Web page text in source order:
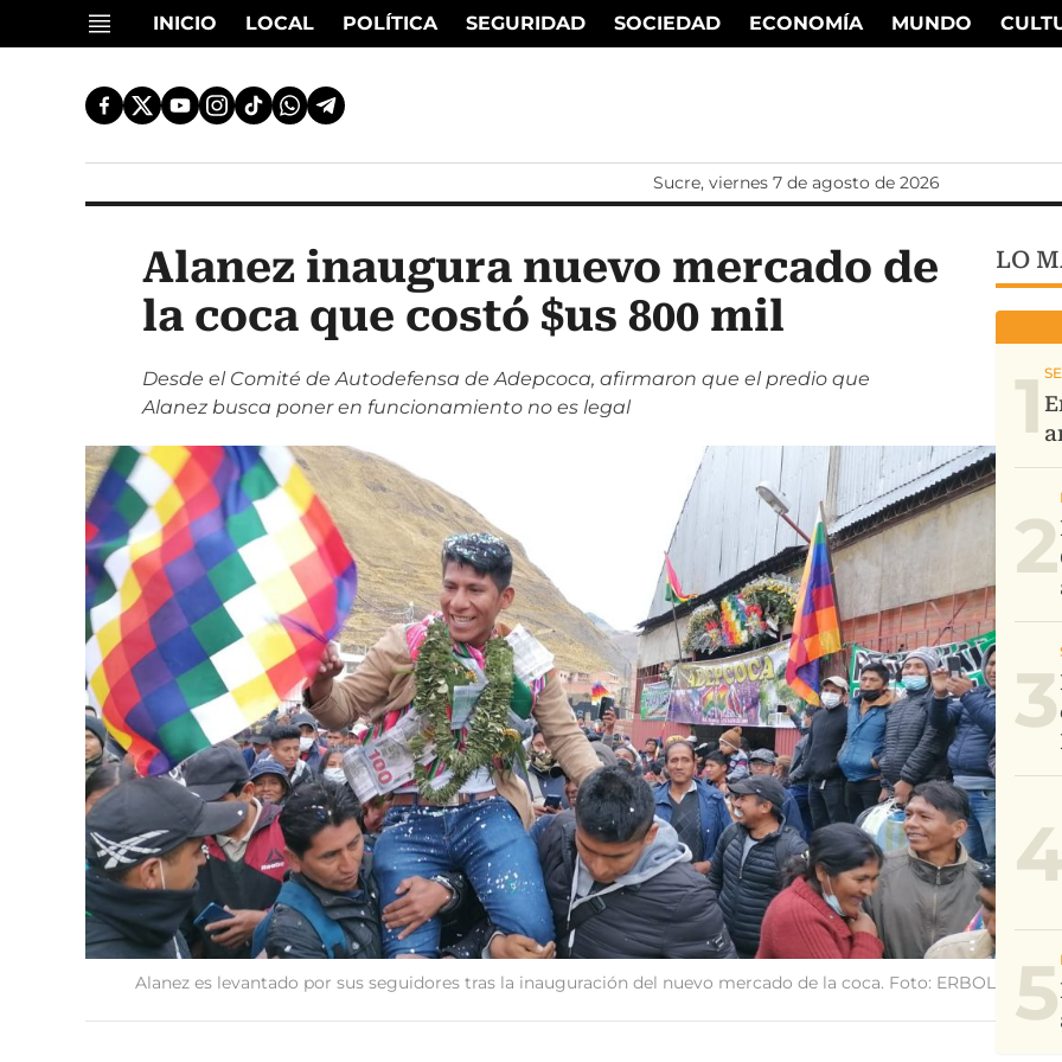
INICIO LOCAL POLÍTICA SEGURIDAD SOCIEDAD ECONOMÍA MUNDO
Sucre, viernes 7 de agosto de 2026
Alanez inaugura nuevo mercado de
la coca que costó $us 800 mil
Desde el Comité de Autodefensa de Adepcoca, afirmaron que el predio que
Alanez busca poner en funcionamiento no es legal
Alanez es levantado por sus seguidores tras la inauguración del nuevo mercado de la coca. Foto: ERBOL
LO
1
2
3
5